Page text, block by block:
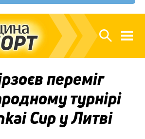
переміг
турнірі
Cup у Литві